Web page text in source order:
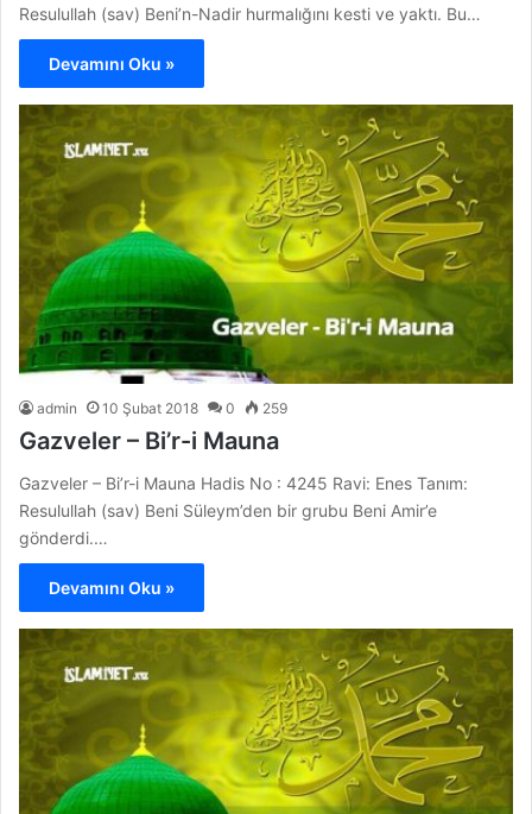
Resulullah (sav) Beni’n-Nadir hurmalığını kesti ve yaktı. Bu…
Devamını Oku »
admin 10 Şubat 2018 0 259
Gazveler – Bi’r-i Mauna
Gazveler – Bi’r-i Mauna Hadis No : 4245 Ravi: Enes Tanım:
Resulullah (sav) Beni Süleym’den bir grubu Beni Amir’e
gönderdi.…
Devamını Oku »